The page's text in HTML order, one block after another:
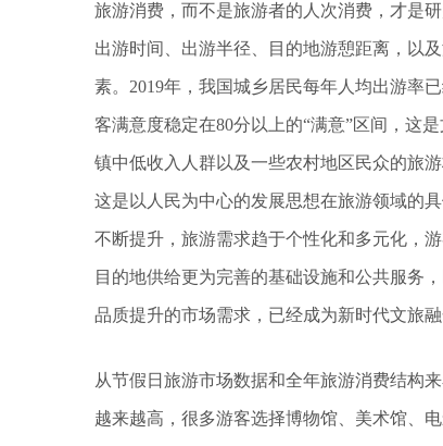
旅游消费，而不是旅游者的人次消费，才是
出游时间、出游半径、目的地游憩距离，以
素。2019年，我国城乡居民每年人均出游率
客满意度稳定在80分以上的“满意”区间，这
镇中低收入人群以及一些农村地区民众的旅
这是以人民为中心的发展思想在旅游领域的
不断提升，旅游需求趋于个性化和多元化，
目的地供给更为完善的基础设施和公共服务
品质提升的市场需求，已经成为新时代文旅融
从节假日旅游市场数据和全年旅游消费结构
越来越高，很多游客选择博物馆、美术馆、